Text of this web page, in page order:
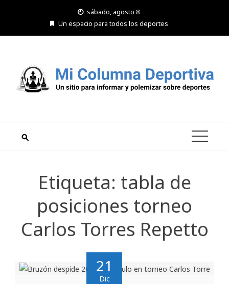
sábado, agosto 8
Un espacio para todos los deportes
Etiqueta: tabla de
posiciones torneo
Carlos Torres Repetto
21
Dic